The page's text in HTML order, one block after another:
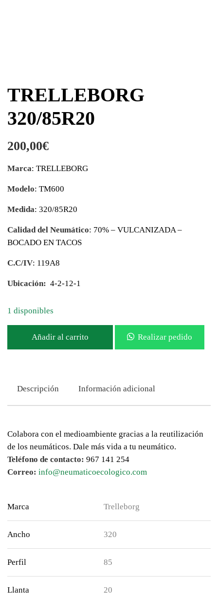
TRELLEBORG
320/85R20
200,00€
Marca: TRELLEBORG
Modelo: TM600
Medida: 320/85R20
Calidad del Neumático: 70% – VULCANIZADA –
BOCADO EN TACOS
C.C/IV: 119A8
Ubicación: 4-2-12-1
1 disponibles
Añadir al carrito Realizar pedido
Descripción Información adicional
Colabora con el medioambiente gracias a la reutilización
de los neumáticos. Dale más vida a tu neumático.
Teléfono de contacto: 967 141 254
Correo: info@neumaticoecologico.com
Marca Trelleborg
Ancho 320
Perfil 85
Llanta 20